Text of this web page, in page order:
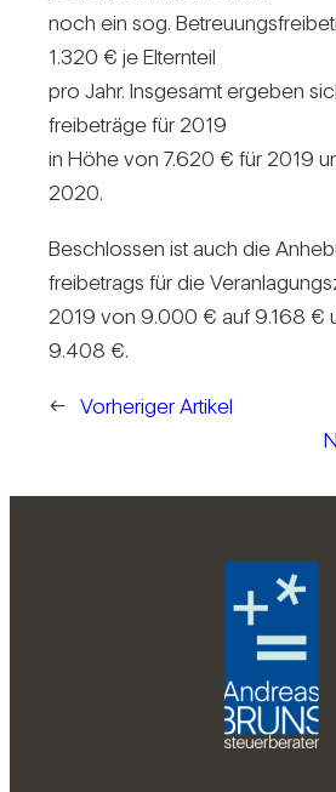
noch ein sog.
1.320 € je Eltern­teil
pro Jahr. Ins­ge­samt ergeben
frei­be­träge für 2019
in Höhe von 7.620 € für 2019
2020.
Beschlossen ist auch die
frei­be­trags für die
2019 von 9.000 € auf 9.168 €
9.408 €.
← Vorheriger Artikel